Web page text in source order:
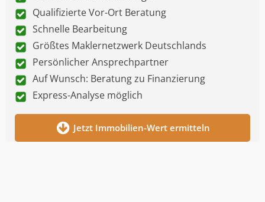
Qualifizierte Vor-Ort Beratung
Schnelle Bearbeitung
Größtes Maklernetzwerk Deutschlands
Persönlicher Ansprechpartner
Auf Wunsch: Beratung zu Finanzierung
Express-Analyse möglich
Jetzt Immobilien-Wert ermitteln